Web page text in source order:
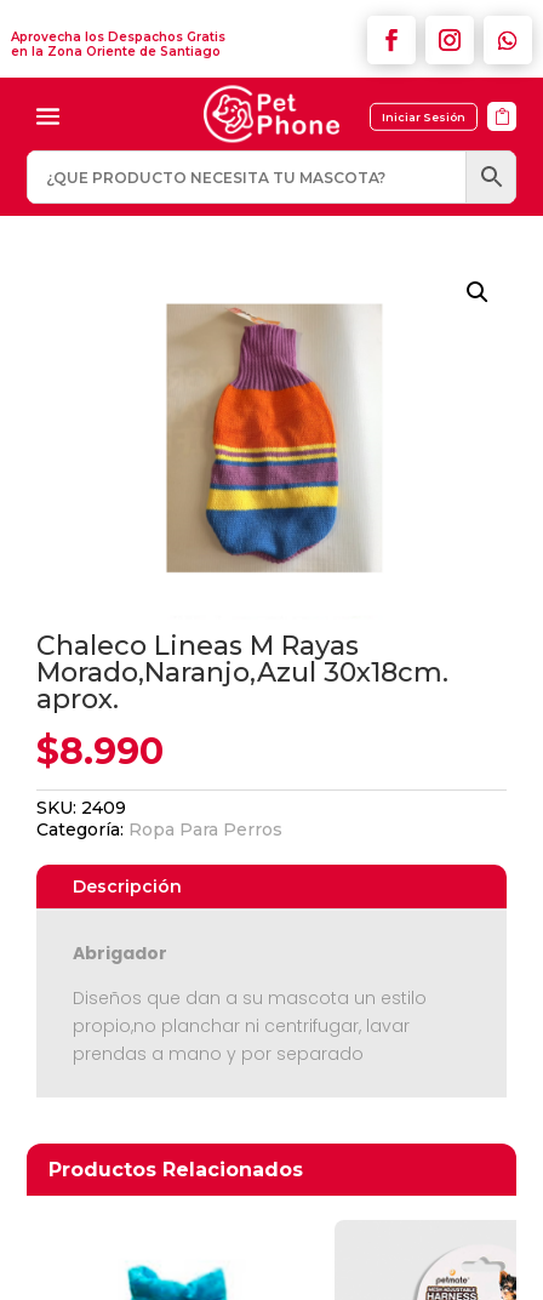
Aprovecha los Despachos Gratis
en la Zona Oriente de Santiago
Iniciar Sesión 
Seguir Comprando
Chaleco Lineas M Rayas
Morado,Naranjo,Azul 30x18cm.
aprox.
$8.990
SKU: 2409
Categoría: Ropa Para Perros
Descripción
Abrigador
Diseños que dan a su mascota un estilo
propio,no planchar ni centrifugar, lavar
prendas a mano y por separado
Productos Relacionados
Productos relacionados